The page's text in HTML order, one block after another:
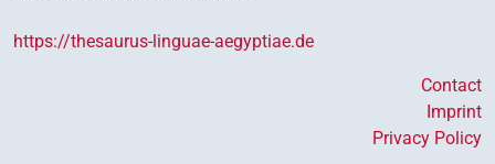
https://thesaurus-linguae-aegyptiae.de
Contact
Imprint
Privacy Policy